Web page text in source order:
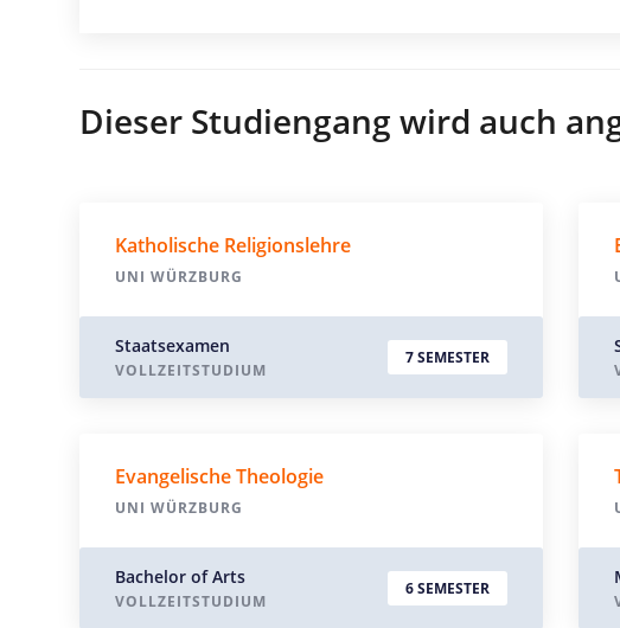
Dieser Studiengang wird auch
Katholische Religionslehre
UNI WÜRZBURG
Staatsexamen
VOLLZEITSTUDIUM
7 SEMESTER
Evangelische Theologie
UNI WÜRZBURG
Bachelor of Arts
VOLLZEITSTUDIUM
6 SEMESTER